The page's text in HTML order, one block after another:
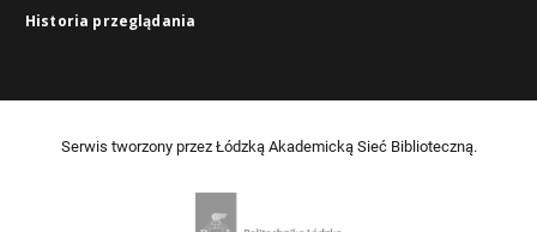
Historia przeglądania
Serwis tworzony przez Łódzką Akademicką Sieć Biblioteczną.